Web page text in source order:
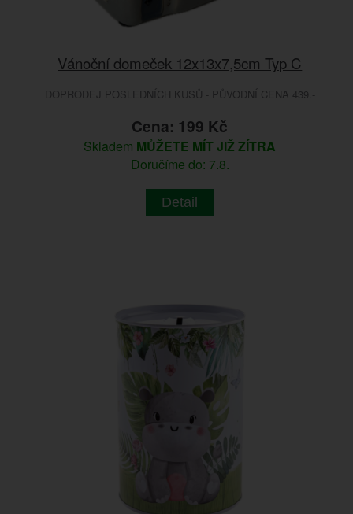
Vánoční domeček 12x13x7,5cm Typ C
DOPRODEJ POSLEDNÍCH KUSŮ - PŮVODNÍ CENA 439.-
Cena: 199 Kč
Skladem MŮŽETE MÍT JIŽ ZÍTRA
Doručíme do: 7.8.
Detail